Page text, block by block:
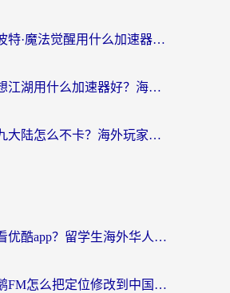
美国玩哈利波特·魔法觉醒用什么加速器？告别延迟的终极指南（含免费QQ炫舞方案+印尼妄想山海秘籍）
在欧洲打幻想江湖用什么加速器好？海外玩家国服游戏畅玩指南
加拿大玩第九大陆怎么不卡？海外玩家国服游戏加速全攻略（附足球世界萤火突击实测）
在国外怎么看优酷app？留学生海外华人必看的无限制追剧指南
在缅甸用企鹅FM怎么把定位修改到中国国内？海外党解决地域限制的实用指南